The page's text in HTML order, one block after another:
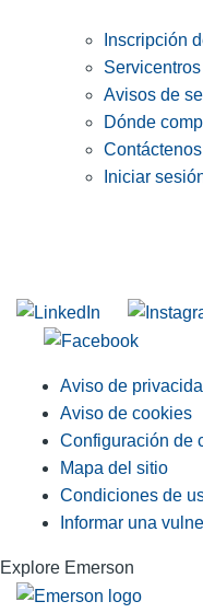
Inscripción
Avisos de
Dónde
Contáctenos
Iniciar
Aviso de
Aviso de cookies
Configuración de
Mapa del sitio
Condiciones de
Informar una
Explore Emerson